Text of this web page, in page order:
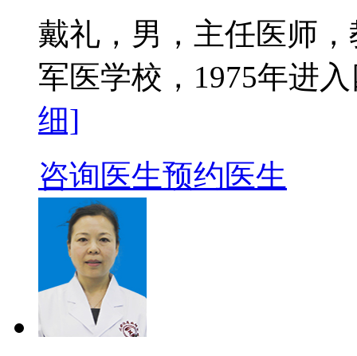
戴礼，男，主任医师
军医学校，1975年进
细]
咨询医生预约医生